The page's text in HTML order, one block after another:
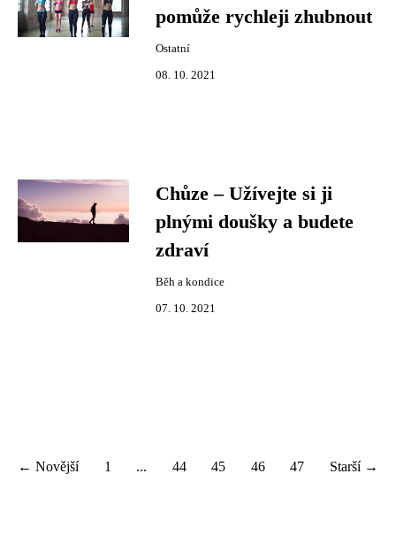
pomůže rychleji zhubnout
Ostatní
08. 10. 2021
Chůze – Užívejte si ji
plnými doušky a budete
zdraví
Běh a kondice
07. 10. 2021
← Novější 1 ... 44 45 46 47 Starší →